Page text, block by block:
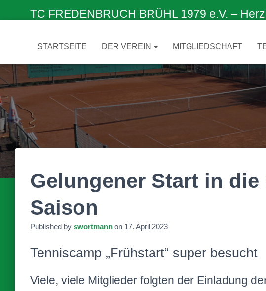
TC FREDENBRUCH BRÜHL 1979 e.V. –
STARTSEITE DER VEREIN MITGLIEDSCHAFT
Gelungener Start in die
Saison
Published by swortmannon 17. April 2023
Tenniscamp „Frühstart“ super besucht
Viele, viele Mitglieder folgten der Einladung